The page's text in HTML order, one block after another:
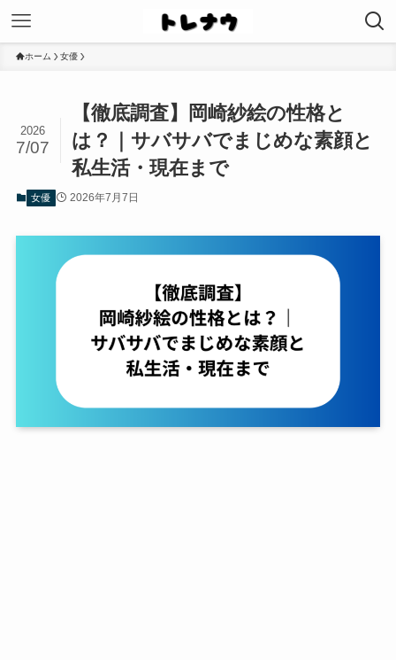
ホーム 女優
【徹底調査】岡崎紗絵の性格と
は？｜サバサバでまじめな素顔と
私生活・現在まで
2026
7/07
女優 2026年7月7日